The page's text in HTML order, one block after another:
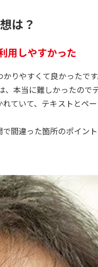
は？
用しやすかった
りやすくて良かったです
本当に難しかったので
ていて、テキストとペ
間違った箇所のポイン